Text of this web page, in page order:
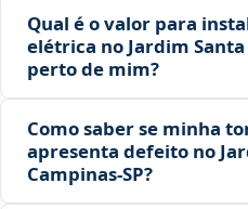
Qual é o valor para
elétrica no Jardim Santa
perto de mim?
Como saber se minha
apresenta defeito no
Campinas‑SP?